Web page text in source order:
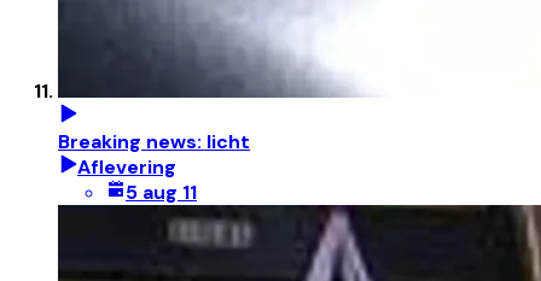
Breaking news: licht
Aflevering
5 aug 11